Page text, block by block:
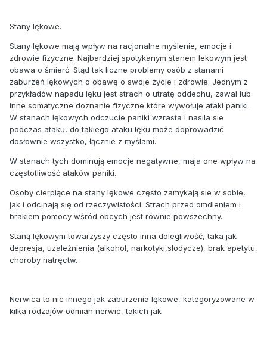
Stany lękowe.
Stany lękowe mają wpływ na racjonalne myślenie, emocje i
zdrowie fizyczne. Najbardziej spotykanym stanem lekowym jest
obawa o śmierć. Stąd tak liczne problemy osób z stanami
zaburzeń lękowych o obawę o swoje życie i zdrowie. Jednym z
przykładów napadu lęku jest strach o utratę oddechu, zawal lub
inne somatyczne doznanie fizyczne które wywołuje ataki paniki.
W stanach lękowych odczucie paniki wzrasta i nasila sie
podczas ataku, do takiego ataku lęku może doprowadzić
dosłownie wszystko, łącznie z myślami.
W stanach tych dominują emocje negatywne, maja one wpływ na
częstotliwość ataków paniki.
Osoby cierpiące na stany lękowe często zamykają sie w sobie,
jak i odcinają się od rzeczywistości. Strach przed omdleniem i
brakiem pomocy wśród obcych jest równie powszechny.
Staną lękowym towarzyszy często inna dolegliwość, taka jak
depresja, uzależnienia (alkohol, narkotyki,słodycze), brak apetytu,
choroby natręctw.
Nerwica to nic innego jak zaburzenia lękowe, kategoryzowane w
kilka rodzajów odmian nerwic, takich jak